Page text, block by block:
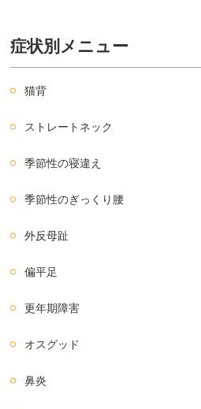
症状別メニュー
猫背
ストレートネック
季節性の寝違え
季節性のぎっくり腰
外反母趾
偏平足
更年期障害
オスグッド
鼻炎